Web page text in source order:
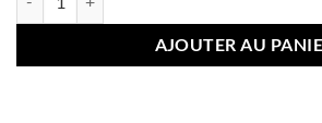
AJOUTER AU